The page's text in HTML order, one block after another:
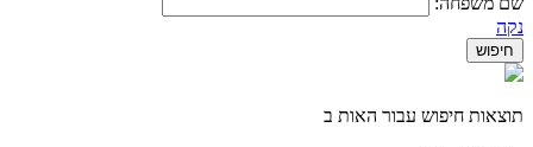
נקה
תוצאות חיפוש עבור האות ב